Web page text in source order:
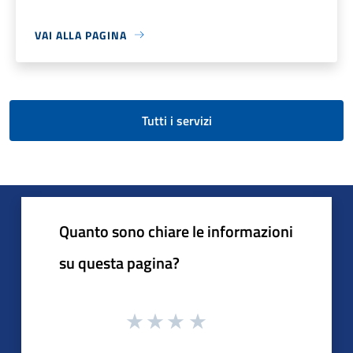
VAI ALLA PAGINA
Tutti i servizi
Quanto sono chiare le informazioni
su questa pagina?